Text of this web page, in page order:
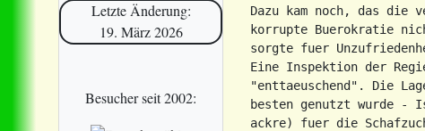
Letzte Änderung:
19. März 2026
Besucher seit 2002:
Dazu kam noch, das die
korrupte Buerokratie
sorgte fuer
Eine Inspektion der
"enttaeuschend". Die
besten genutzt wurde -
ackre) fuer die